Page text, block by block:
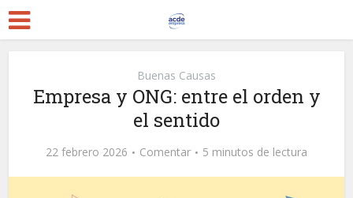
Buenas Causas
Empresa y ONG: entre el orden y
el sentido
22 febrero 2026 Comentar 5 minutos de lectura